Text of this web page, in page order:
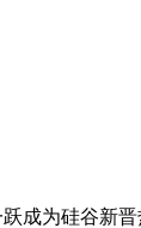
成为硅谷新